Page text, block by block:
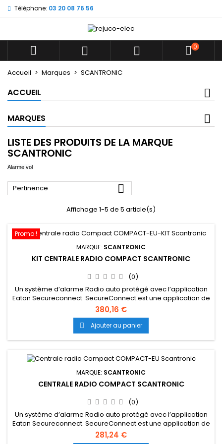
Téléphone: 03 20 08 76 56
   0
Accueil Marques SCANTRONIC
ACCUEIL
MARQUES
LISTE DES PRODUITS DE LA MARQUE
SCANTRONIC
Alarme vol
Pertinence 
Affichage 1-5 de 5 article(s)
Promo !
MARQUE: SCANTRONIC
KIT CENTRALE RADIO COMPACT SCANTRONIC
(0)
Un système d’alarme Radio auto protégé avec l’application
Eaton Secureconnect. SecureConnect est une application de
protection des biens et des personnes intelligente et
sécurisée contre les menaces numériques. Gérer au
quotidien ce qui vous est cher à l’aide de Compact et de
l’application Eaton SecureConnect. COMPACT-EU-KIT
comprend: 1 x COMPACT-EU :...
380,16 €
 Ajouter au panier
MARQUE: SCANTRONIC
CENTRALE RADIO COMPACT SCANTRONIC
(0)
Un système d’alarme Radio auto protégé avec l’application
Eaton Secureconnect. SecureConnect est une application de
protection des biens et des personnes intelligente et
sécurisée contre les menaces numériques. Gérer au
281,24 €
Mes listes d'envies ×
add_circle_outline
Créer une nouvelle liste
((modalTitle)) ×
((confirmMessage))
((cancelText))
((title)) ×
((label))
Connexion ×
Vous devez être connecté pour ajouter des produits
à votre liste d'envies.